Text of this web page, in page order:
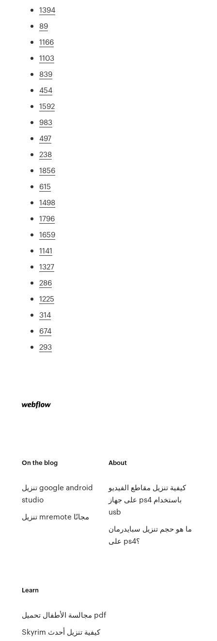
1394
89
1166
1103
839
454
1592
983
497
238
1856
615
1498
1796
1659
1141
1327
286
1225
314
674
293
On the blog
تنزيل google android
studio
تنزيل mremote مجانًا
About
كيفية تنزيل مقاطع الفيديو
على جهاز ps4 باستخدام
usb
ما هو حجم تنزيل سبايدرمان
على ps4؟
Learn
مجالسة الأطفال تحميل pdf
Skyrim كيفية تنزيل أحدث